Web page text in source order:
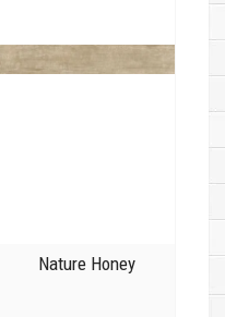
Nature Honey